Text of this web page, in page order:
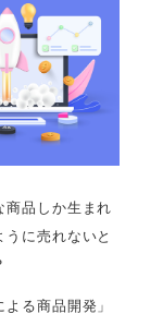
商品しか生まれ
に売れないと
る商品開発」